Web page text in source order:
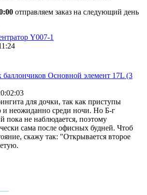
отправляем заказ на следующий день
Y007-1
Основной элемент 17L (3
для дочки, так как приступы
и неожиданно среди ночи. Но Б-г
пока не наблюдается, поэтому
сама после офисных будней. Чтоб
скажу так: "Открывается второе